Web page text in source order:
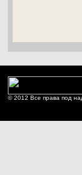
© 2012 Все права под